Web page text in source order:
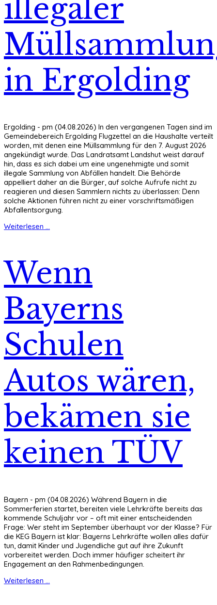
illegaler
in Ergolding
Ergolding - pm (04.08.2026) In den vergangenen Tagen sind im
Gemeindebereich Ergolding Flugzettel an die Haushalte verteilt
worden, mit denen eine Müllsammlung für den 7. August 2026
angekündigt wurde. Das Landratsamt Landshut weist darauf
hin, dass es sich dabei um eine ungenehmigte und somit
illegale Sammlung von Abfällen handelt. Die Behörde
appelliert daher an die Bürger, auf solche Aufrufe nicht zu
reagieren und diesen Sammlern nichts zu überlassen: Denn
solche Aktionen führen nicht zu einer vorschriftsmäßigen
Abfallentsorgung.
Weiterlesen ...
Wenn
Bayerns
Schulen
Autos wären,
bekämen sie
keinen TÜV
Bayern - pm (04.08.2026) Während Bayern in die
Sommerferien startet, bereiten viele Lehrkräfte bereits das
kommende Schuljahr vor – oft mit einer entscheidenden
Frage: Wer steht im September überhaupt vor der Klasse? Für
die KEG Bayern ist klar: Bayerns Lehrkräfte wollen alles dafür
tun, damit Kinder und Jugendliche gut auf ihre Zukunft
vorbereitet werden. Doch immer häufiger scheitert ihr
Engagement an den Rahmenbedingungen.
Weiterlesen ...